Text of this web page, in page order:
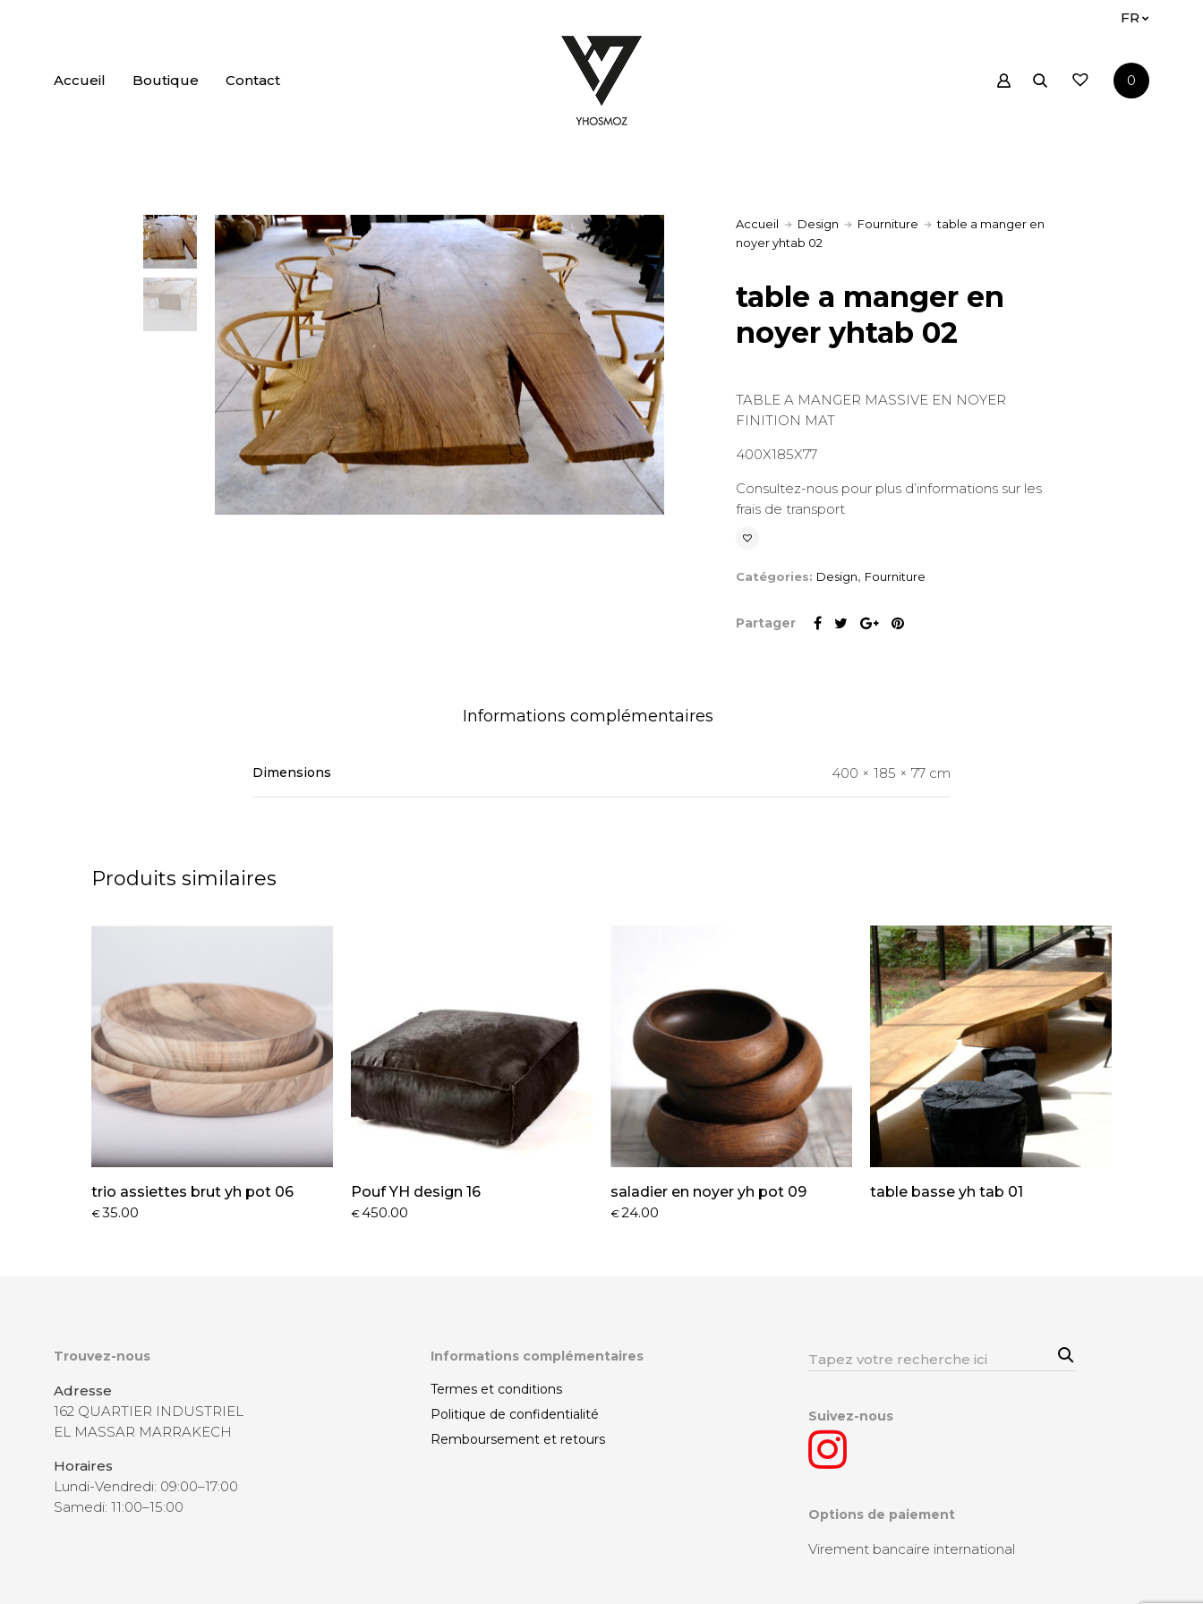
0
Accueil Boutique Contact
FR
Accueil Design Fourniture
table a manger en
noyer yhtab 02
table a manger en
noyer yhtab 02
TABLE A MANGER MASSIVE EN NOYER
FINITION MAT
400X185X77
Consultez-nous pour plus d’informations sur les
frais de transport
Catégories: Design, Fourniture
Partager
Informations complémentaires
Dimensions 400 × 185 × 77 cm
Produits similaires
trio assiettes brut yh pot 06
€35.00
Pouf YH design 16
€450.00
saladier en noyer yh pot 09
€24.00
table basse yh tab 01
Trouvez-nous
Adresse
162 QUARTIER INDUSTRIEL
EL MASSAR MARRAKECH
Horaires
Lundi-Vendredi: 09:00–17:00
Samedi: 11:00–15:00
Informations complémentaires
Termes et conditions
Politique de confidentialité
Remboursement et retours
Rechercher:
Sea
rch
Suivez-nous
Options de paiement
Virement bancaire international